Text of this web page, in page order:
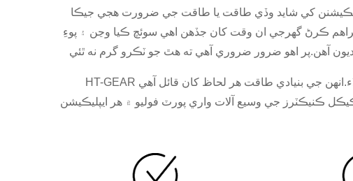
کي شايد وڏي طاقت يا طاقت جي ضرورت هجي جيڪا
فراهم ڪرڻ گهرجي ان وقت کان جڏهن اهي سوئچ ڪيا وڃن ۽ پوءِ
HT-GEAR پيش ڪري ٿو بهترين ڊرائيو حل سڀني قسمن جي هٿن جي ڊوائيسز لاء.انهن جي بنيادي طاقت هر لحاظ کان قائل آهي: HT-GEAR کان مائڪرو موٽرس تمام اعلي
ڪنيڪٽرز جي وسيع آلات واري پورٽ فوليو ۾ هر ايپليڪيشن